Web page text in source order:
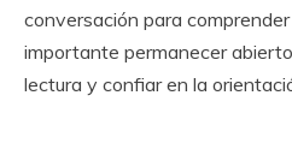
conversación para
importante permanecer
lectura y confiar en la